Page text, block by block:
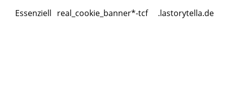
Essenziell real_cookie_banner*-tcf .lastorytella.de